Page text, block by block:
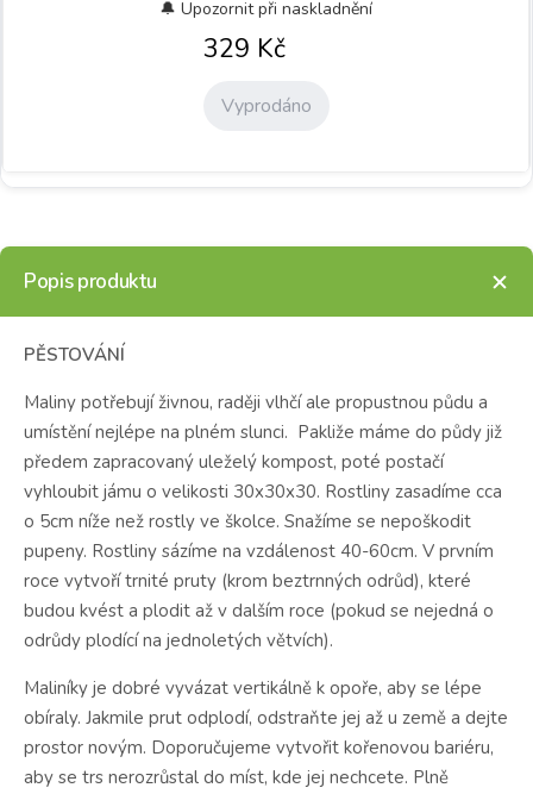
329 Kč
Vyprodáno
Popis produktu
PĚSTOVÁNÍ
Maliny potřebují živnou, raději vlhčí ale propustnou půdu a
umístění nejlépe na plném slunci. Pakliže máme do půdy již
předem zapracovaný uleželý kompost, poté postačí
vyhloubit jámu o velikosti 30x30x30. Rostliny zasadíme cca
o 5cm níže než rostly ve školce. Snažíme se nepoškodit
pupeny. Rostliny sázíme na vzdálenost 40-60cm. V prvním
roce vytvoří trnité pruty (krom beztrnných odrůd), které
budou kvést a plodit až v dalším roce (pokud se nejedná o
odrůdy plodící na jednoletých větvích).
Maliníky je dobré vyvázat vertikálně k opoře, aby se lépe
obíraly. Jakmile prut odplodí, odstraňte jej až u země a dejte
prostor novým. Doporučujeme vytvořit kořenovou bariéru,
aby se trs nerozrůstal do míst, kde jej nechcete. Plně